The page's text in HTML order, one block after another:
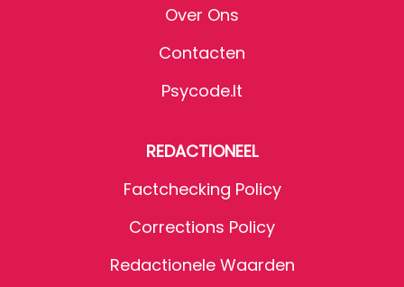
Over Ons
Contacten
Psycode.it
REDACTIONEEL
Factchecking Policy
Corrections Policy
Redactionele Waarden